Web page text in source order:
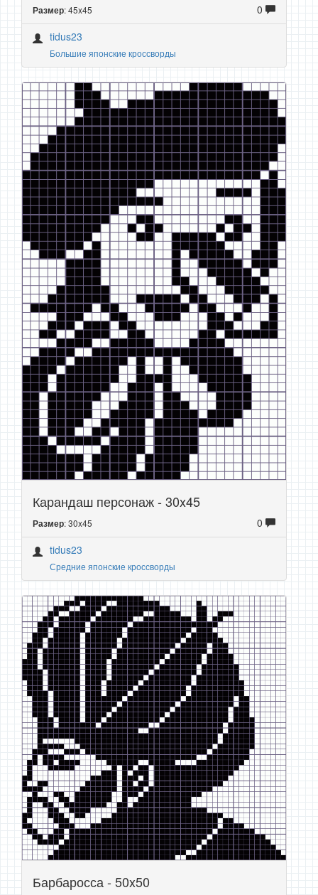
Размер: 45x45
0
tidus23
Большие японские кроссворды
Карандаш персонаж - 30x45
Размер: 30x45
0
tidus23
Средние японские кроссворды
Барбаросса - 50x50